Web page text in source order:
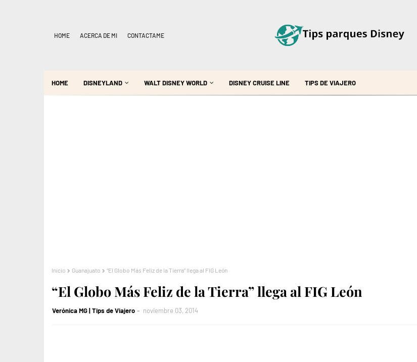
HOME ACERCA DE MI CONTACTAME
HOME DISNEYLAND WALT DISNEY WORLD DISNEY CRUISE LINE TIPS DE VIAJERO
Inicio Guanajuato “El Globo Más Feliz de la Tierra” llega al FIG León
“El Globo Más Feliz de la Tierra” llega al FIG León
Verónica MG | Tips de Viajero noviembre 03, 2014